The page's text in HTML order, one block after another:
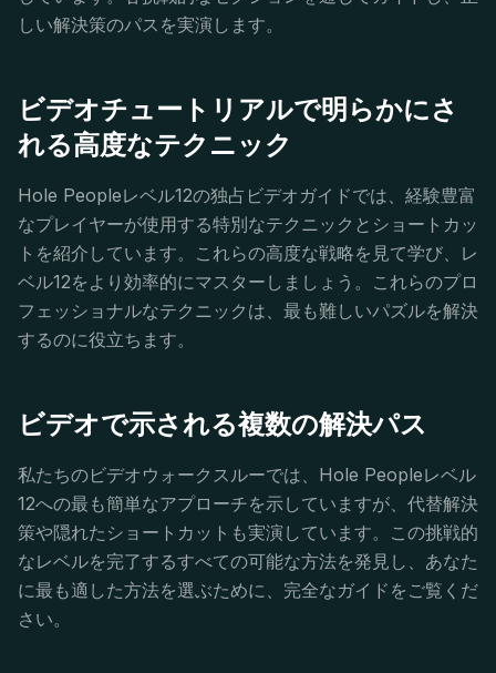
しい解決策のパスを実演します。
ビデオチュートリアルで明らかにさ
れる高度なテクニック
Hole Peopleレベル12の独占ビデオガイドでは、経験豊富
なプレイヤーが使用する特別なテクニックとショートカッ
トを紹介しています。これらの高度な戦略を見て学び、レ
ベル12をより効率的にマスターしましょう。これらのプロ
フェッショナルなテクニックは、最も難しいパズルを解決
するのに役立ちます。
ビデオで示される複数の解決パス
私たちのビデオウォークスルーでは、Hole Peopleレベル
12への最も簡単なアプローチを示していますが、代替解決
策や隠れたショートカットも実演しています。この挑戦的
なレベルを完了するすべての可能な方法を発見し、あなた
に最も適した方法を選ぶために、完全なガイドをご覧くだ
さい。